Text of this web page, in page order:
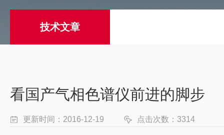
技术文章
看国产气相色谱仪前进的脚步
更新时间：2016-12-19 点击次数：3314